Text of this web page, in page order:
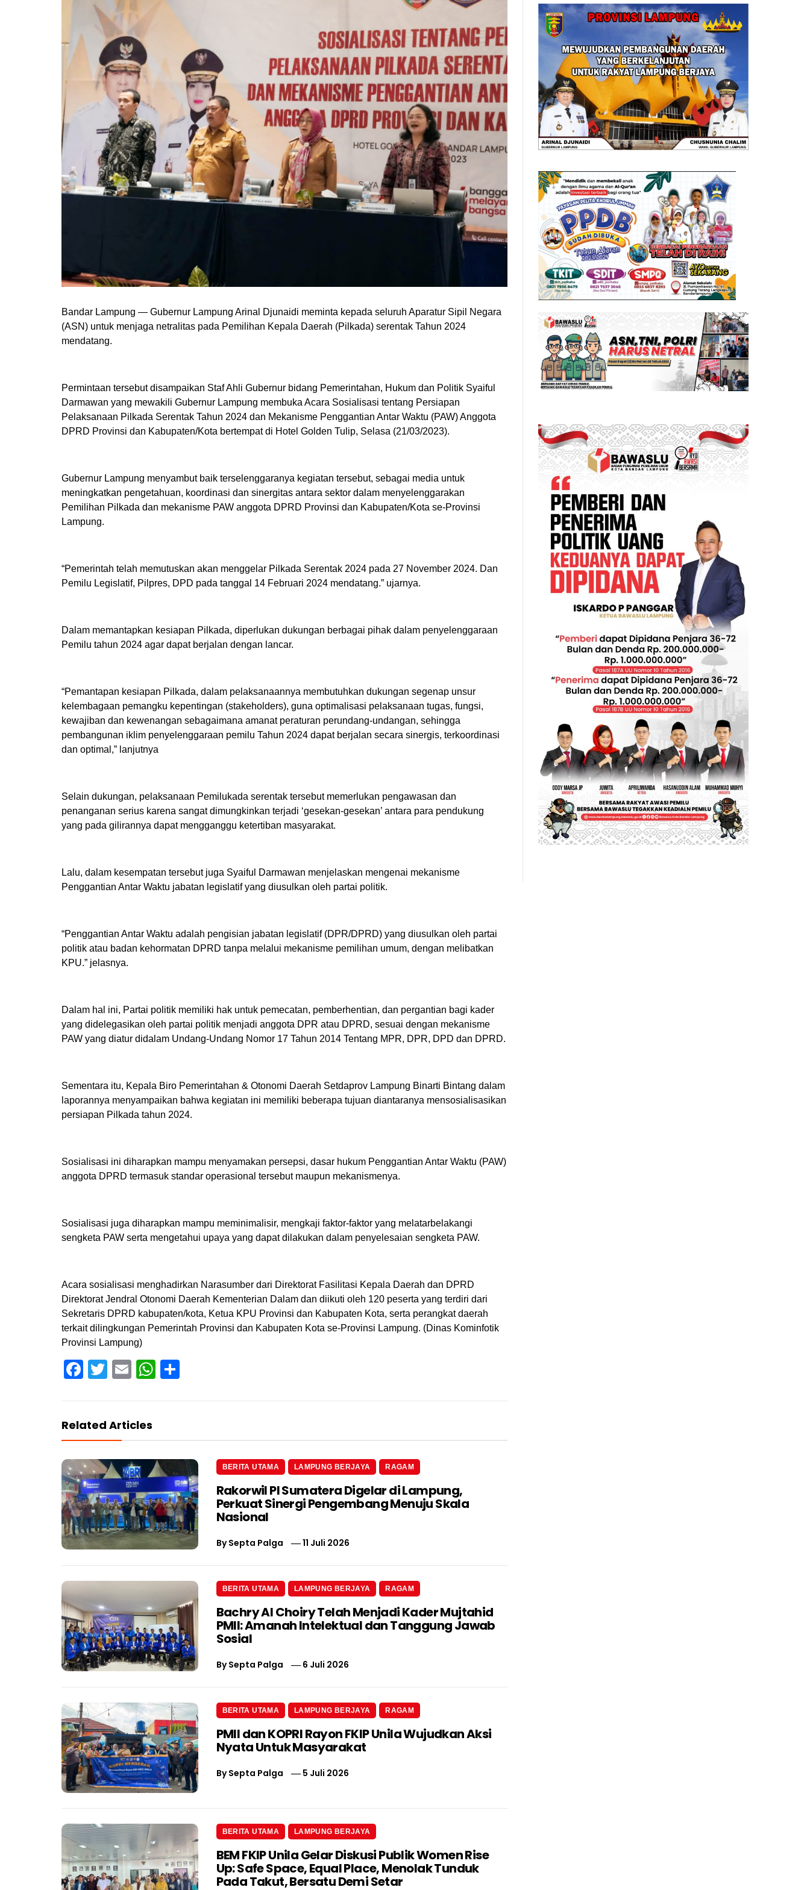
Bandar Lampung — Gubernur Lampung Arinal Djunaidi meminta kepada seluruh Aparatur Sipil Negara
(ASN) untuk menjaga netralitas pada Pemilihan Kepala Daerah (Pilkada) serentak Tahun 2024
mendatang.
Permintaan tersebut disampaikan Staf Ahli Gubernur bidang Pemerintahan, Hukum dan Politik Syaiful
Darmawan yang mewakili Gubernur Lampung membuka Acara Sosialisasi tentang Persiapan
Pelaksanaan Pilkada Serentak Tahun 2024 dan Mekanisme Penggantian Antar Waktu (PAW) Anggota
DPRD Provinsi dan Kabupaten/Kota bertempat di Hotel Golden Tulip, Selasa (21/03/2023).
Gubernur Lampung menyambut baik terselenggaranya kegiatan tersebut, sebagai media untuk
meningkatkan pengetahuan, koordinasi dan sinergitas antara sektor dalam menyelenggarakan
Pemilihan Pilkada dan mekanisme PAW anggota DPRD Provinsi dan Kabupaten/Kota se-Provinsi
Lampung.
“Pemerintah telah memutuskan akan menggelar Pilkada Serentak 2024 pada 27 November 2024. Dan
Pemilu Legislatif, Pilpres, DPD pada tanggal 14 Februari 2024 mendatang.” ujarnya.
Dalam memantapkan kesiapan Pilkada, diperlukan dukungan berbagai pihak dalam penyelenggaraan
Pemilu tahun 2024 agar dapat berjalan dengan lancar.
“Pemantapan kesiapan Pilkada, dalam pelaksanaannya membutuhkan dukungan segenap unsur
kelembagaan pemangku kepentingan (stakeholders), guna optimalisasi pelaksanaan tugas, fungsi,
kewajiban dan kewenangan sebagaimana amanat peraturan perundang-undangan, sehingga
pembangunan iklim penyelenggaraan pemilu Tahun 2024 dapat berjalan secara sinergis, terkoordinasi
dan optimal,” lanjutnya
Selain dukungan, pelaksanaan Pemilukada serentak tersebut memerlukan pengawasan dan
penanganan serius karena sangat dimungkinkan terjadi ‘gesekan-gesekan’ antara para pendukung
yang pada gilirannya dapat mengganggu ketertiban masyarakat.
Lalu, dalam kesempatan tersebut juga Syaiful Darmawan menjelaskan mengenai mekanisme
Penggantian Antar Waktu jabatan legislatif yang diusulkan oleh partai politik.
“Penggantian Antar Waktu adalah pengisian jabatan legislatif (DPR/DPRD) yang diusulkan oleh partai
politik atau badan kehormatan DPRD tanpa melalui mekanisme pemilihan umum, dengan melibatkan
KPU.” jelasnya.
Dalam hal ini, Partai politik memiliki hak untuk pemecatan, pemberhentian, dan pergantian bagi kader
yang didelegasikan oleh partai politik menjadi anggota DPR atau DPRD, sesuai dengan mekanisme
PAW yang diatur didalam Undang-Undang Nomor 17 Tahun 2014 Tentang MPR, DPR, DPD dan DPRD.
Sementara itu, Kepala Biro Pemerintahan & Otonomi Daerah Setdaprov Lampung Binarti Bintang dalam
laporannya menyampaikan bahwa kegiatan ini memiliki beberapa tujuan diantaranya mensosialisasikan
persiapan Pilkada tahun 2024.
Sosialisasi ini diharapkan mampu menyamakan persepsi, dasar hukum Penggantian Antar Waktu (PAW)
anggota DPRD termasuk standar operasional tersebut maupun mekanismenya.
Sosialisasi juga diharapkan mampu meminimalisir, mengkaji faktor-faktor yang melatarbelakangi
sengketa PAW serta mengetahui upaya yang dapat dilakukan dalam penyelesaian sengketa PAW.
Acara sosialisasi menghadirkan Narasumber dari Direktorat Fasilitasi Kepala Daerah dan DPRD
Direktorat Jendral Otonomi Daerah Kementerian Dalam dan diikuti oleh 120 peserta yang terdiri dari
Sekretaris DPRD kabupaten/kota, Ketua KPU Provinsi dan Kabupaten Kota, serta perangkat daerah
terkait dilingkungan Pemerintah Provinsi dan Kabupaten Kota se-Provinsi Lampung. (Dinas Kominfotik
Provinsi Lampung)
Facebook
TwitterEmailWhatsApp
Related Articles
BERITA UTAMA LAMPUNG BERJAYA RAGAM
Rakorwil PI Sumatera Digelar di Lampung,
Perkuat Sinergi Pengembang Menuju Skala
Nasional
BySepta Palga 11 Juli 2026
BERITA UTAMA LAMPUNG BERJAYA RAGAM
Bachry Al Choiry Telah Menjadi Kader Mujtahid
PMII: Amanah Intelektual dan Tanggung Jawab
Sosial
BySepta Palga 6 Juli 2026
BERITA UTAMA LAMPUNG BERJAYA RAGAM
PMII dan KOPRI Rayon FKIP Unila Wujudkan Aksi
Nyata Untuk Masyarakat
BySepta Palga 5 Juli 2026
BERITA UTAMA LAMPUNG BERJAYA
BEM FKIP Unila Gelar Diskusi Publik Women Rise
Up: Safe Space, Equal Place, Menolak Tunduk
Pada Takut, Bersatu Demi Setar